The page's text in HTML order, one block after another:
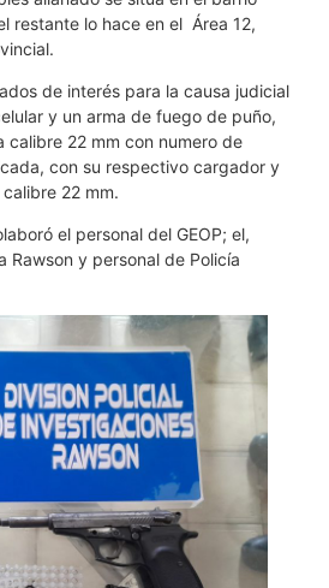
restante lo hace en el Área 12,
de interés para la causa judicial
y un arma de fuego de puño,
calibre 22 mm con numero de
con su respectivo cargador y
22 mm.
el personal del GEOP; el,
Rawson y personal de Policía